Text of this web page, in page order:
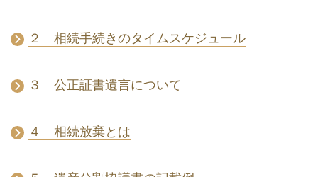
２ 相続手続きのタイムスケジュール
３ 公正証書遺言について
４ 相続放棄とは